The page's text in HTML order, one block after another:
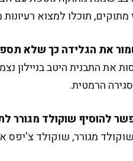
מתוקים, תוכלו למצוא
את התבנית היטב בניילון
הרמטית.
מגורר, שוקולד צ'יפס